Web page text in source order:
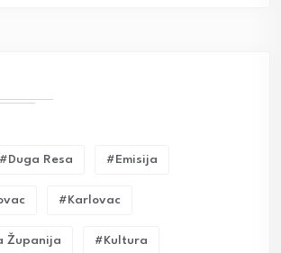
#duga Resa #emisija
#karlovac
Županija #kultura